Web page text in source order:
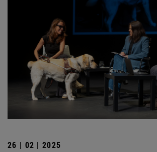
26 | 02 | 2025